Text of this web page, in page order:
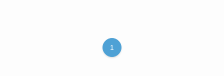
1